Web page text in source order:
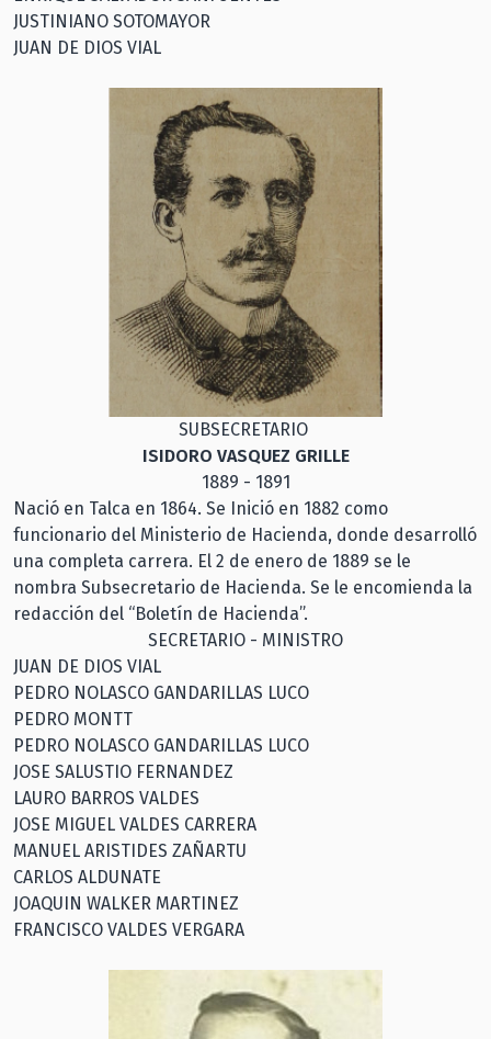
JUSTINIANO SOTOMAYOR
JUAN DE DIOS VIAL
SUBSECRETARIO
ISIDORO VASQUEZ GRILLE
1889 - 1891
Nació en Talca en 1864. Se Inició en 1882 como
funcionario del Ministerio de Hacienda, donde desarrolló
una completa carrera. El 2 de enero de 1889 se le
nombra Subsecretario de Hacienda. Se le encomienda la
redacción del “Boletín de Hacienda”.
SECRETARIO - MINISTRO
JUAN DE DIOS VIAL
PEDRO NOLASCO GANDARILLAS LUCO
PEDRO MONTT
PEDRO NOLASCO GANDARILLAS LUCO
JOSE SALUSTIO FERNANDEZ
LAURO BARROS VALDES
JOSE MIGUEL VALDES CARRERA
MANUEL ARISTIDES ZAÑARTU
CARLOS ALDUNATE
JOAQUIN WALKER MARTINEZ
FRANCISCO VALDES VERGARA